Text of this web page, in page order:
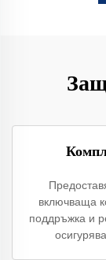
включваща
поддръжка и